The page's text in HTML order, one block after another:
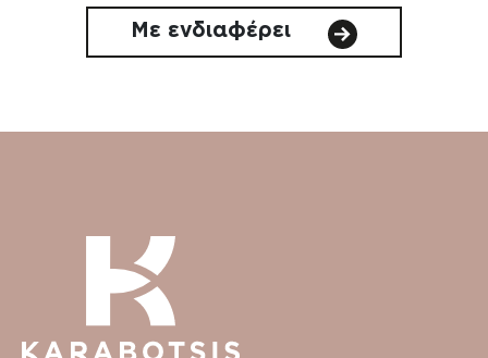
Με ενδιαφέρει